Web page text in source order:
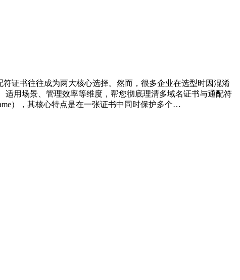
证书往往成为两大核心选择。然而，很多企业在选型时因混淆
用场景、管理效率等维度，帮您彻底理清多域名证书与通配符
），其核心特点是在一张证书中同时保护多个…